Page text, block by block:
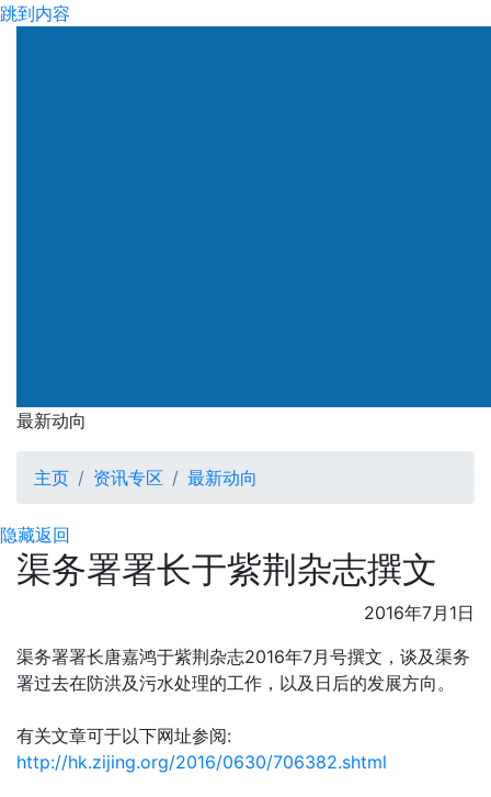
跳到内容
最新动向
最新动向
主页 资讯专区 最新动向
隐藏返回
渠务署署长于紫荆杂志撰文
2016年7月1日
渠务署署长唐嘉鸿于紫荆杂志2016年7月号撰文，谈及渠务
署过去在防洪及污水处理的工作，以及日后的发展方向。
有关文章可于以下网址参阅:
http://hk.zijing.org/2016/0630/706382.shtml